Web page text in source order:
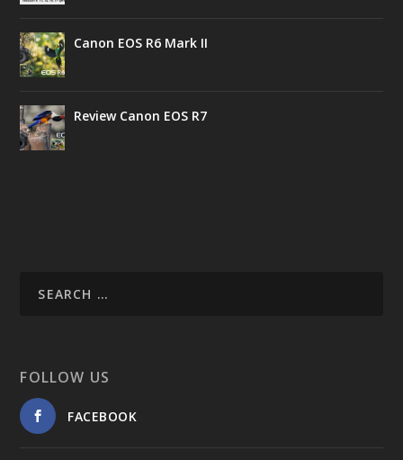
Canon EOS R6 Mark II
Review Canon EOS R7
FOLLOW US
FACEBOOK